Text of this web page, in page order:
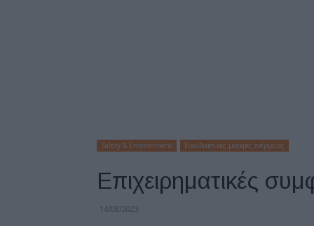
Safety & Environment Εναλλακτικές μορφές ενέργειας
Επιχειρηματικές
14/08/2023